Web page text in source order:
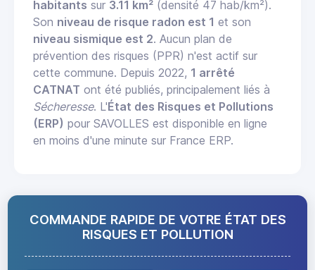
habitants sur 3.11 km² (densité 47 hab/km²).
Son niveau de risque radon est 1 et son
niveau sismique est 2. Aucun plan de
prévention des risques (PPR) n'est actif sur
cette commune. Depuis 2022, 1 arrêté
CATNAT ont été publiés, principalement liés à
Sécheresse. L'État des Risques et Pollutions
(ERP) pour SAVOLLES est disponible en ligne
en moins d'une minute sur France ERP.
COMMANDE RAPIDE DE VOTRE ÉTAT DES
RISQUES ET POLLUTION